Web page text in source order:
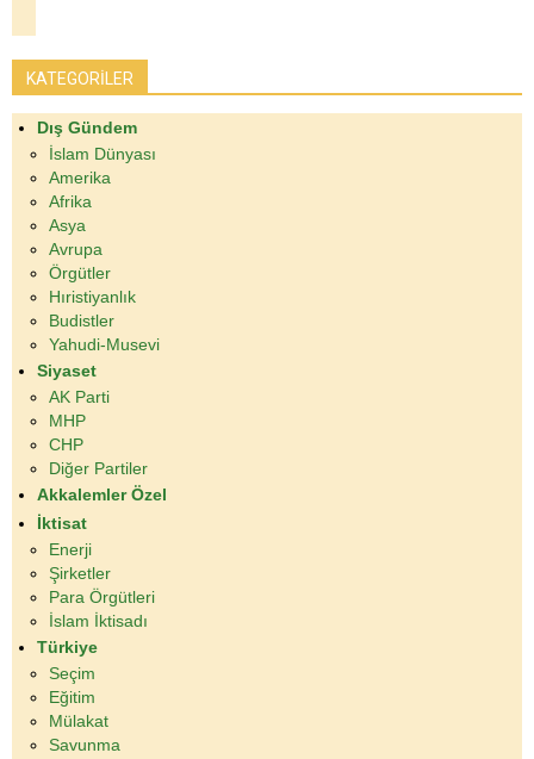
KATEGORİLER
Dış Gündem
İslam Dünyası
Amerika
Afrika
Asya
Avrupa
Örgütler
Hıristiyanlık
Budistler
Yahudi-Musevi
Siyaset
AK Parti
MHP
CHP
Diğer Partiler
Akkalemler Özel
İktisat
Enerji
Şirketler
Para Örgütleri
İslam İktisadı
Türkiye
Seçim
Eğitim
Mülakat
Savunma